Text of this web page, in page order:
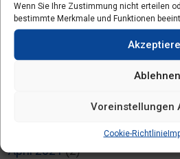
Wenn Sie Ihre Zustimmung nicht erteilen
bestimmte Merkmale und Funktionen
Ablehnen
Voreinstellungen
Cookie-Richtlinie
Januar 2022(1)
April 2021(2)